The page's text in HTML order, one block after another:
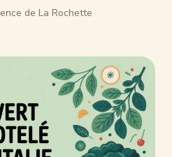
de La Rochette·